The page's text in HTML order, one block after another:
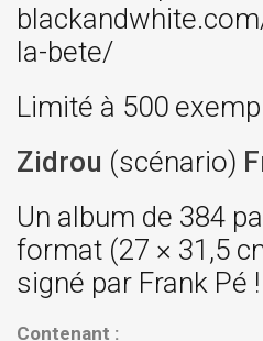
la-bete/
Limité à 500
Zidrou (scénario)
Un album de 384
format (27 × 31,5
signé par Frank Pé !
Contenant :